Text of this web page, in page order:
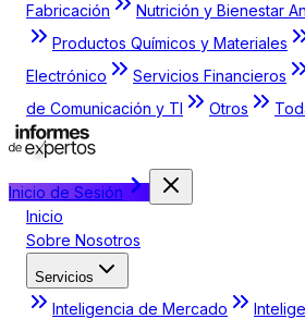
Fabricación
Nutrición y Bienestar
Productos Químicos y Materiales
Electrónico
Servicios Financieros
de Comunicación y TI
Otros
Inicio de Sesión
Inicio
Sobre Nosotros
Servicios
Inteligencia de Mercado